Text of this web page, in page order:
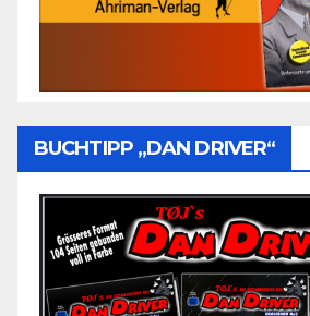
BUCHTIPP „DAN DRIVER“